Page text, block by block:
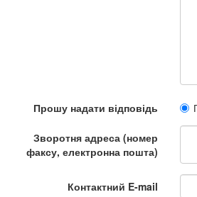
Прошу надати відповідь
Зворотня адреса (номер
факсу, електронна пошта)
Контактний E-mail